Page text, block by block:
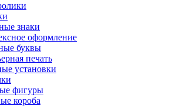
знаки
оформление
буквы
печать
установки
фигуры
короба